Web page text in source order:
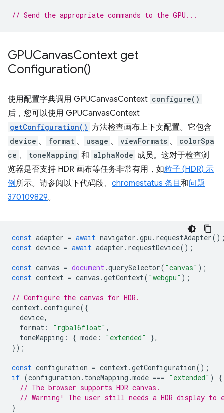
// Send the appropriate commands to the GPU...
GPUCanvasContext get
Configuration()
使用配置字典调用 GPUCanvasContext configure()
后，您可以使用 GPUCanvasContext
getConfiguration() 方法检查画布上下文配置。它包含
device 、 format 、 usage 、 viewFormats 、
colorSpa
ce 、 toneMapping 和 alphaMode 成员。这对于检查浏
览器是否支持 HDR 画布等任务非常有用，如粒子 (HDR) 示
例所示。请参阅以下代码段、 chromestatus 条目 和问题
370109829。
const adapter = await navigator .gpu . requestAdapter
const device = await adapter . requestDevice();
const canvas = document.querySelector( "canvas" );
const context = canvas .getContext( "webgpu" );
// Configure the canvas for HDR.
context.configure({
device,
format : "rgba16float" ,
toneMapping : { mode : "extended"
},
});
const configuration = context.getConfiguration();
if (configuration . toneMapping .mode === "extended" )
{
// The browser supports HDR canvas.
// Warning! The user still needs a HDR display to
}